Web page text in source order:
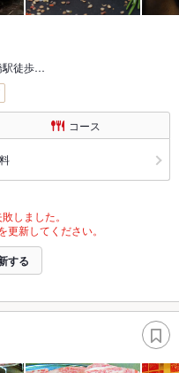
駅徒歩…
コース
しました。
新してください。
する